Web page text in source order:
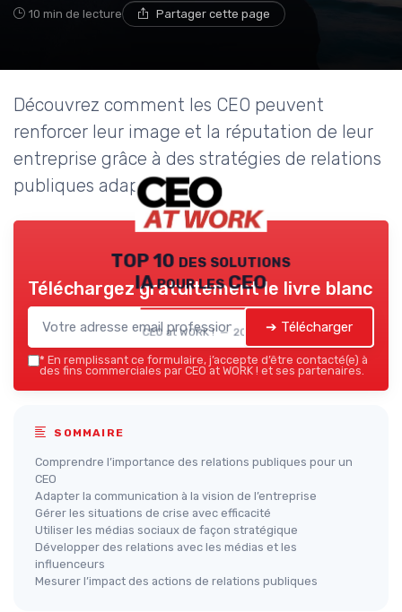
10 min de lecture Partager cette page
Découvrez comment les CEO peuvent
renforcer leur image et la réputation de leur
entreprise grâce à des stratégies de relations
publiques adaptées à leur rôle.
TOP 10 des solutions
IA pour les CEO
CEO at WORK ! — 2026
Téléchargez gratuitement le livre blanc
➔ Télécharger
* En remplissant ce formulaire, j’accepte d’être contacté(e) à
des fins commerciales par CEO at WORK ! et ses partenaires.
SOMMAIRE
Comprendre l’importance des relations publiques pour un
CEO
Adapter la communication à la vision de l’entreprise
Gérer les situations de crise avec efficacité
Utiliser les médias sociaux de façon stratégique
Développer des relations avec les médias et les
influenceurs
Mesurer l’impact des actions de relations publiques